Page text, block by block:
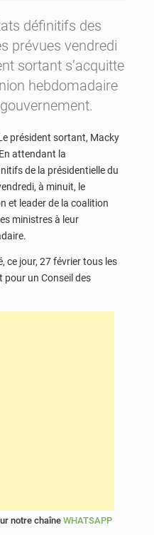
définitifs des
prévues vendredi
sortant s’acquitte
hebdomadaire
président sortant, Macky
attendant la
de la présidentielle du
à minuit, le
et leader de la coalition
ministres à leur
ce jour, 27 février tous les
pour un Conseil des
notre chaîne WHATSAPP